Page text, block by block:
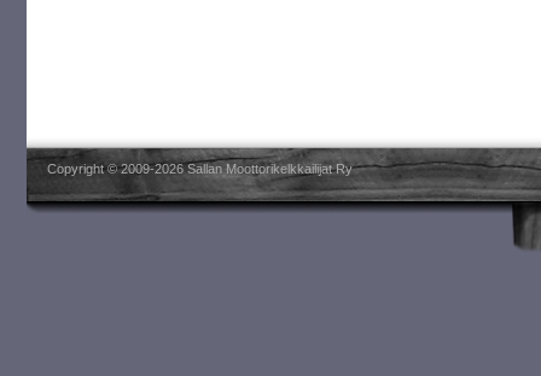
Copyright © 2009-2026 Sallan Moottorikelkkailijat Ry